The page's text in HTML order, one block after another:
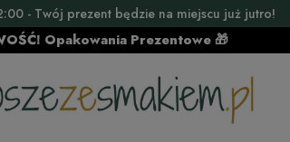
- Twój prezent będzie na miejscu już jutro!
Opakowania Prezentowe 🎁